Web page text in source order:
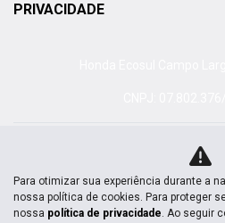
PRIVACIDADE
No trânsito, enxergar o outro
vidas.
Para otimizar sua experiência durante a
nossa política de cookies. Para proteger
nossa política de privacidade. Ao seguir